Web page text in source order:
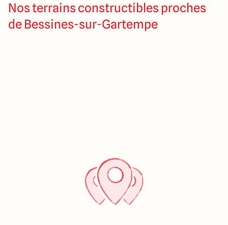
Nos terrains constructibles proches
de Bessines-sur-Gartempe